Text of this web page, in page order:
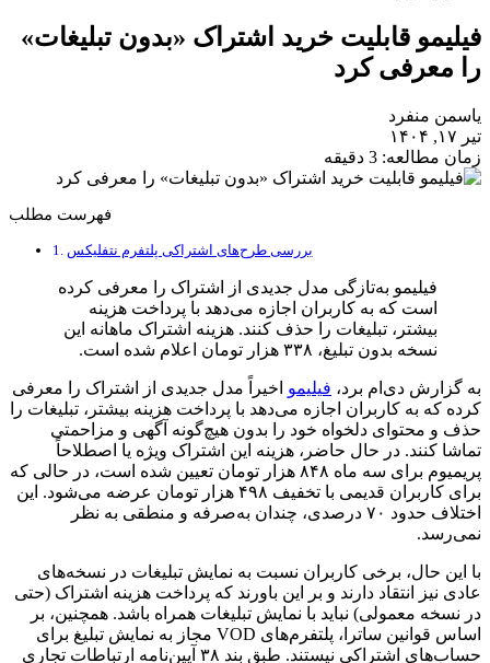
فیلیمو قابلیت خرید اشتراک «بدون تبلیغات»
را معرفی کرد
یاسمن منفرد
تیر ۱۷, ۱۴۰۴
زمان مطالعه: 3 دقیقه
فهرست مطلب
بررسی طرح‌های اشتراکی پلتفرم نتفلیکس
فیلیمو به‌تازگی مدل جدیدی از اشتراک را معرفی کرده
است که به کاربران اجازه می‌دهد با پرداخت هزینه
بیشتر، تبلیغات را حذف کنند. هزینه اشتراک ماهانه این
نسخه بدون تبلیغ، ۳۳۸ هزار تومان اعلام شده است.
به گزارش دی‌ام برد، فیلیمو اخیراً مدل جدیدی از اشتراک را معرفی
کرده که به کاربران اجازه می‌دهد با پرداخت هزینه بیشتر، تبلیغات را
حذف و محتوای دلخواه خود را بدون هیچ‌گونه آگهی و مزاحمتی
تماشا کنند. در حال حاضر، هزینه این اشتراک ویژه یا اصطلاحاً
پریمیوم برای سه ماه ۸۴۸ هزار تومان تعیین شده است، در حالی که
برای کاربران قدیمی با تخفیف ۴۹۸ هزار تومان عرضه می‌شود. این
اختلاف حدود ۷۰ درصدی، چندان به‌صرفه و منطقی به نظر
نمی‌رسد.
با این حال، برخی کاربران نسبت به نمایش تبلیغات در نسخه‌های
عادی نیز انتقاد دارند و بر این باورند که پرداخت هزینه اشتراک (حتی
در نسخه معمولی) نباید با نمایش تبلیغات همراه باشد. همچنین، بر
اساس قوانین ساترا، پلتفرم‌های VOD مجاز به نمایش تبلیغ برای
حساب‌های اشتراکی نیستند. طبق بند ۳۸ آیین‌نامه ارتباطات تجاری